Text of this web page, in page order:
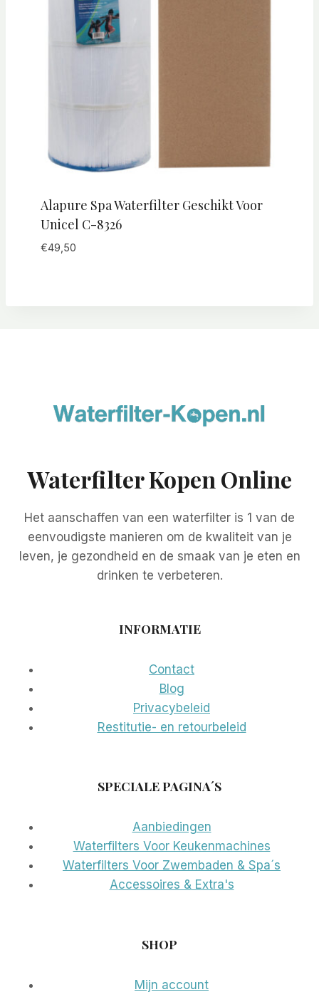
Alapure Spa Waterfilter Geschikt Voor
Unicel C-8326
€49,50
Waterfilter Kopen Online
Het aanschaffen van een waterfilter is 1 van de
eenvoudigste manieren om de kwaliteit van je
leven, je gezondheid en de smaak van je eten en
drinken te verbeteren.
INFORMATIE
Contact
Blog
Privacybeleid
Restitutie- en retourbeleid
SPECIALE PAGINA´S
Aanbiedingen
Waterfilters Voor Keukenmachines
Waterfilters Voor Zwembaden & Spa´s
Accessoires & Extra's
SHOP
Mijn account